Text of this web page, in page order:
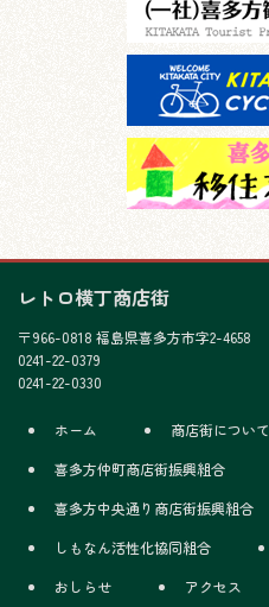
レトロ横丁商店街
〒966-0818 福島県喜多方市字2-4658
0241-22-0379
0241-22-0330
ホーム 商店街について
喜多方仲町商店街振興組合
喜多方中央通り商店街振興組合
しもなん活性化協同組合
おしらせ
アクセス